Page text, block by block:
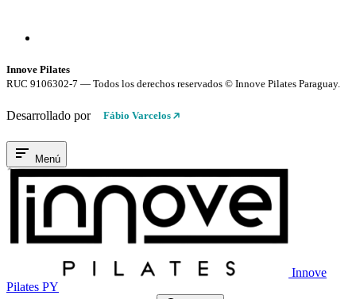
Innove Pilates
RUC 9106302-7 — Todos los derechos reservados © Innove Pilates Paraguay.
Desarrollado por Fábio Varcelos
Menú
Innove
Pilates PY